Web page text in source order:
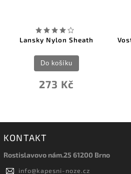
Vosteed Knife Pouch Green
516 Kč
Do košíku
KONTAKT
Rostislavovo nám.25 61200 Brno
info@kapesni-noze.cz